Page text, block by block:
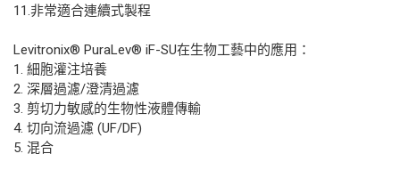
11.非常適合連續式製程
Levitronix® PuraLev® iF-SU在生物工藝中的應用：
1. 細胞灌注培養
2. 深層過濾/澄清過濾
3. 剪切力敏感的生物性液體傳輸
4. 切向流過濾 (UF/DF)
5. 混合